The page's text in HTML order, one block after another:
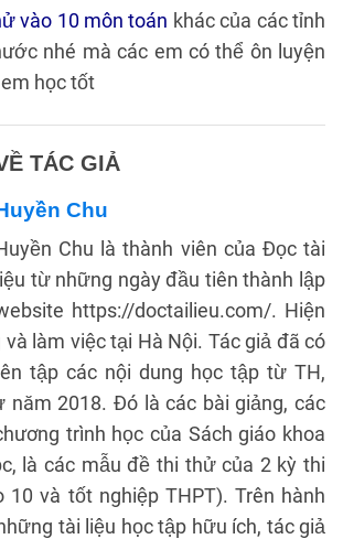
vào 10 môn toán khác của các tỉnh
nhé mà các em có thể ôn luyện
học tốt
TÁC GIẢ
Chu
Chu là thành viên của Đọc tài
liệu từ những ngày đầu tiên thành lập
https://doctailieu.com/. Hiện
làm việc tại Hà Nội. Tác giả đã có
tập các nội dung học tập từ TH,
năm 2018. Đó là các bài giảng, các
trình học của Sách giáo khoa
là các mẫu đề thi thử của 2 kỳ thi
10 và tốt nghiệp THPT). Trên hành
tài liệu học tập hữu ích, tác giả